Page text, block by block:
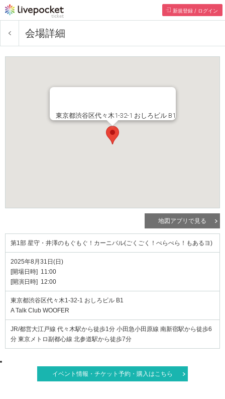
新規登録 / ログイン
会場詳細
東京都渋谷区代々木1-32-1 おしろビル B1
地図アプリで見る
第1部 星守・井澤のもぐもぐ！カーニバル(ごくごく！ぺらぺら！もあるヨ)
2025年8月31日(日)
[開場日時] 11:00
[開演日時] 12:00
東京都渋谷区代々木1-32-1 おしろビル B1
A Talk Club WOOFER
JR/都営大江戸線 代々木駅から徒歩1分 小田急小田原線 南新宿駅から徒歩6
分 東京メトロ副都心線 北参道駅から徒歩7分
イベント情報・チケット予約・購入はこちら